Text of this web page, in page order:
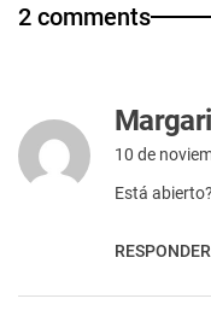
2 comments
10 de
Está
RESPONDER